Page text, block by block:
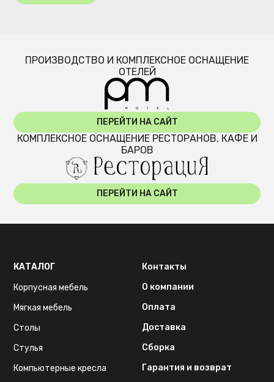
ПРОИЗВОДСТВО И КОМПЛЕКСНОЕ ОСНАЩЕНИЕ
ОТЕЛЕЙ
ПЕРЕЙТИ НА САЙТ
КОМПЛЕКСНОЕ ОСНАЩЕНИЕ РЕСТОРАНОВ, КАФЕ И
БАРОВ
ПЕРЕЙТИ НА САЙТ
КАТАЛОГ
Корпусная мебель
Мягкая мебель
Столы
Стулья
Компьютерные кресла
Контакты
О компании
Оплата
Доставка
Сборка
Гарантия и возврат